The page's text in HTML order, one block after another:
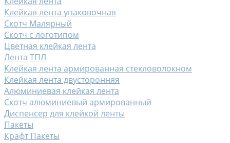
Клейкая лента упаковочная
Скотч Малярный
Скотч с логотипом
Цветная клейкая лента
Лента ТПЛ
Клейкая лента армированная стекловолокном
Клейкая лента двусторонняя
Алюминиевая клейкая лента
Скотч алюминиевый армированный
Диспенсер для клейкой ленты
Пакеты
Крафт Пакеты